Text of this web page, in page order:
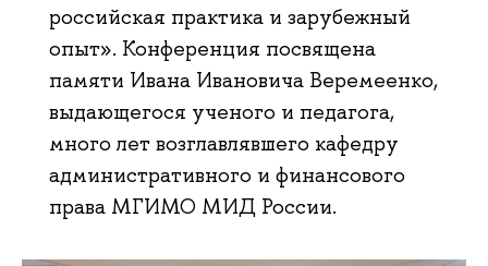
российская практика и зарубежный
опыт». Конференция посвящена
памяти Ивана Ивановича Веремеенко,
выдающегося ученого и педагога,
много лет возглавлявшего кафедру
административного и финансового
права МГИМО МИД России.